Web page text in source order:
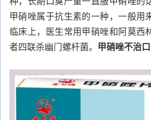
甲硝唑属于抗生素的一种，一般用
临床上，医生常用甲硝唑和阿莫西
者四联杀幽门螺杆菌。 甲硝唑不治